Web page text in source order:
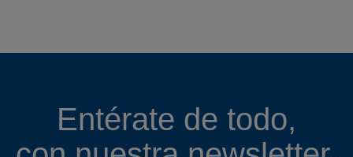
Entérate de todo,